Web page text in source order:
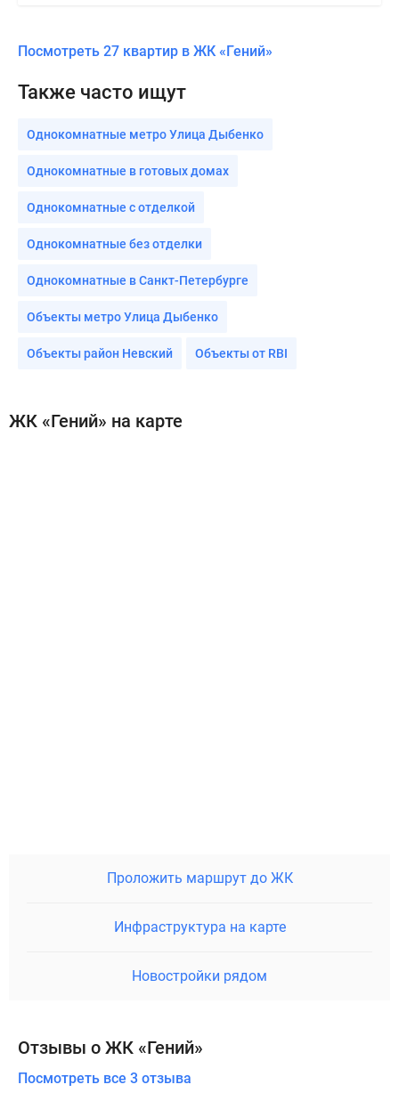
Посмотреть 27 квартир в ЖК «Гений»
Также часто ищут
Однокомнатные метро Улица Дыбенко
Однокомнатные в готовых домах
Однокомнатные с отделкой
Однокомнатные без отделки
Однокомнатные в Санкт-Петербурге
Объекты метро Улица Дыбенко
Объекты район Невский Объекты от RBI
ЖК «Гений» на карте
Проложить маршрут до ЖК
Инфраструктура на карте
Новостройки рядом
Отзывы о ЖК «Гений»
Посмотреть все 3 отзыва